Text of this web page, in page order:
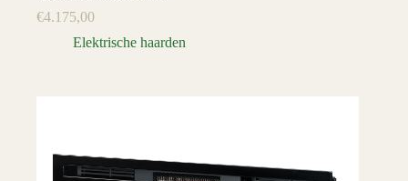
€4.175,00
Elektrische haarden